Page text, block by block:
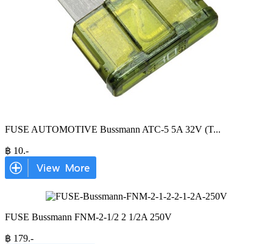
FUSE AUTOMOTIVE Bussmann ATC-5 5A 32V (T...
฿ 10.-
FUSE Bussmann FNM-2-1/2 2 1/2A 250V
฿ 179.-